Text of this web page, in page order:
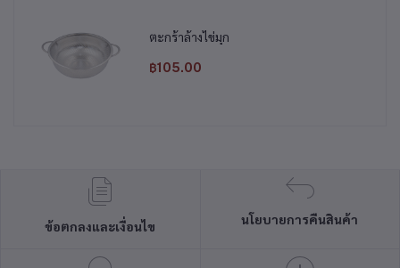
ตะกร้าล้างไข่มุก
฿105.00
ข้อตกลงและเงื่อนไข
นโยบายการคืนสินค้า